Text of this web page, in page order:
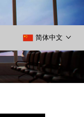
简体中文